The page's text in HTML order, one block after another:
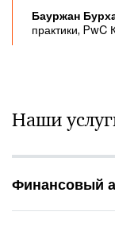
Бауржан
практики, PwC
Наши
Финансовый